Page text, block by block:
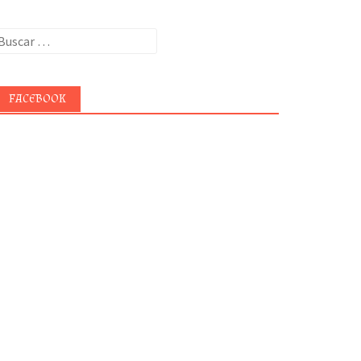
FACEBOOK